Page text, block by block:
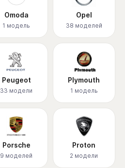
Omoda
1 модель
Opel
38 моделей
Peugeot
33 модели
Plymouth
1 модель
Porsche
9 моделей
Proton
2 модели